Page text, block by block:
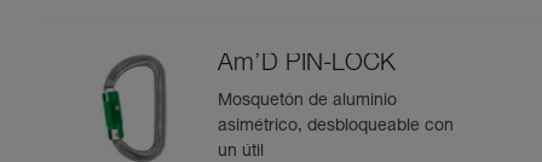
Am’D PIN-LOCK
Mosquetón de aluminio
asimétrico, desbloqueable con
un útil